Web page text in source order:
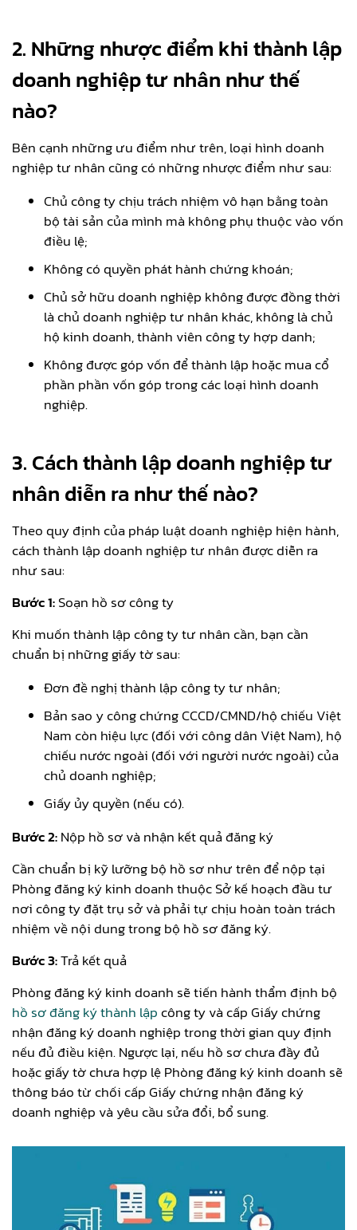
2. Những nhược điểm khi thành lập
doanh nghiệp tư nhân như thế
nào?
Bên cạnh những ưu điểm như trên, loại hình doanh
nghiệp tư nhân cũng có những nhược điểm như sau:
Chủ công ty chịu trách nhiệm vô hạn bằng toàn
bộ tài sản của mình mà không phụ thuộc vào vốn
điều lệ;
Không có quyền phát hành chứng khoán;
Chủ sở hữu doanh nghiệp không được đồng thời
là chủ doanh nghiệp tư nhân khác, không là chủ
hộ kinh doanh, thành viên công ty hợp danh;
Không được góp vốn để thành lập hoặc mua cổ
phần phần vốn góp trong các loại hình doanh
nghiệp.
3. Cách thành lập doanh nghiệp tư
nhân diễn ra như thế nào?
Theo quy định của pháp luật doanh nghiệp hiện hành,
cách thành lập doanh nghiệp tư nhân được diễn ra
như sau:
Bước 1:Soạn hồ sơ công ty
Khi muốn thành lập công ty tư nhân cần, bạn cần
chuẩn bị những giấy tờ sau:
Đơn đề nghị thành lập công ty tư nhân;
Bản sao y công chứng CCCD/CMND/hộ chiếu Việt
Nam còn hiệu lực (đối với công dân Việt Nam), hộ
chiếu nước ngoài (đối với người nước ngoài) của
chủ doanh nghiệp;
Giấy ủy quyền (nếu có).
Bước 2:Nộp hồ sơ và nhận kết quả đăng ký
Cần chuẩn bị kỹ lưỡng bộ hồ sơ như trên để nộp tại
Phòng đăng ký kinh doanh thuộc Sở kế hoạch đầu tư
nơi công ty đặt trụ sở và phải tự chịu hoàn toàn trách
nhiệm về nội dung trong bộ hồ sơ đăng ký.
Bước 3:Trả kết quả
Phòng đăng ký kinh doanh sẽ tiến hành thẩm định bộ
hồ sơ đăng ký thành lậpcông ty và cấp Giấy chứng
nhận đăng ký doanh nghiệp trong thời gian quy định
nếu đủ điều kiện. Ngược lại, nếu hồ sơ chưa đầy đủ
hoặc giấy tờ chưa hợp lệ Phòng đăng ký kinh doanh sẽ
thông báo từ chối cấp Giấy chứng nhận đăng ký
doanh nghiệp và yêu cầu sửa đổi, bổ sung.